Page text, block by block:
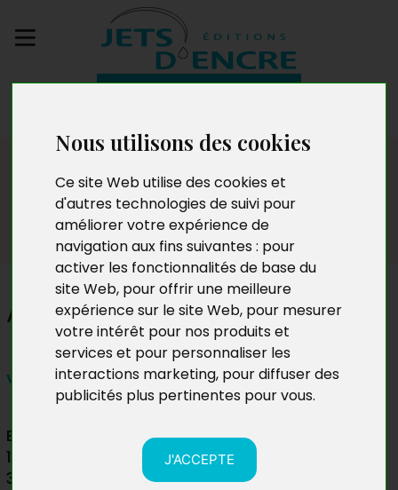
Nous utilisons des cookies
Ce site Web utilise des cookies et
d'autres technologies de suivi pour
améliorer votre expérience de
navigation aux fins suivantes : pour
activer les fonctionnalités de base du
site Web, pour offrir une meilleure
expérience sur le site Web, pour mesurer
votre intérêt pour nos produits et
services et pour personnaliser les
interactions marketing, pour diffuser des
publicités plus pertinentes pour vous.
J'ACCEPTE
Dédicaces
Alain Graz
vendredi 3 avril 2015 - à partir de 18h
Bibliothèque municipale
134 rue de la Mairie
38960 St Etienne de Crossey